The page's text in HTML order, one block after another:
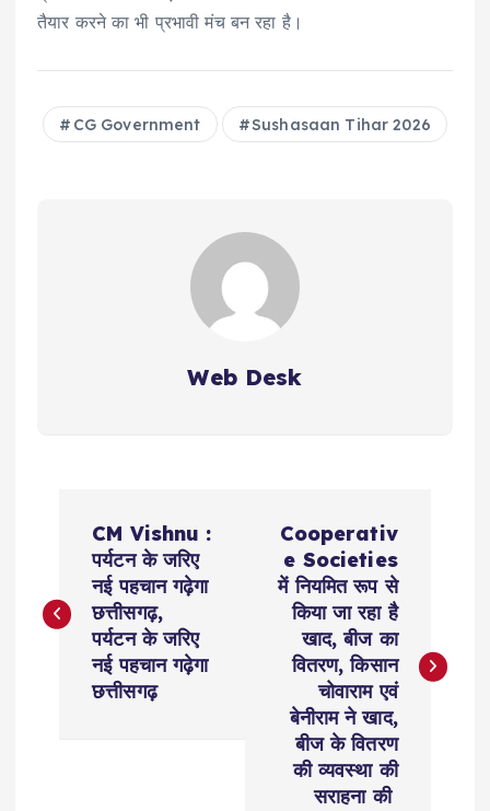
तैयार करने का भी प्रभावी मंच बन रहा है।
CG Government Sushasaan Tihar 2026
Web Desk
s
CM Vishnu :
पर्यटन के जरिए
नई पहचान गढ़ेगा
छत्तीसगढ़,
पर्यटन के जरिए
नई पहचान गढ़ेगा
छत्तीसगढ़
Cooperativ
e Societies
में नियमित रूप से
किया जा रहा है
खाद, बीज का
वितरण, किसान
चोवाराम एवं
बेनीराम ने खाद,
बीज के वितरण
की व्यवस्था की
सराहना की